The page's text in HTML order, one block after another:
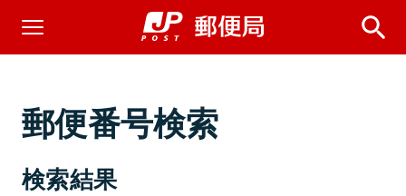
郵便番号検索
検索結果